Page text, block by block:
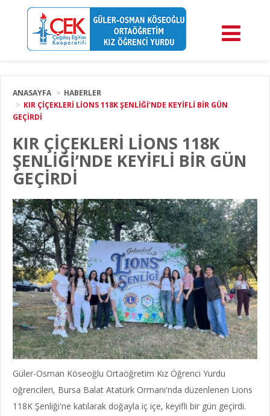
ANASAYFA
HABERLER
KIR ÇİÇEKLERİ LİONS 118K ŞENLİĞİ’NDE KEYİFLİ BİR GÜN
GEÇİRDİ
KIR ÇİÇEKLERİ LİONS 118K
ŞENLİĞİ’NDE KEYİFLİ BİR GÜN
GEÇİRDİ
Güler-Osman Köseoğlu Ortaöğretim Kız Öğrenci Yurdu
öğrencileri, Bursa Balat Atatürk Ormanı'nda düzenlenen Lions
118K Şenliği'ne katılarak doğayla iç içe, keyifli bir gün geçirdi.